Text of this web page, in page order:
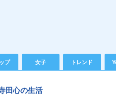
プ 女子 トレンド
田心の生活